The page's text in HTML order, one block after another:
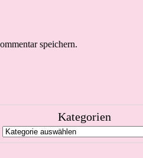
speichern.
Kategorien